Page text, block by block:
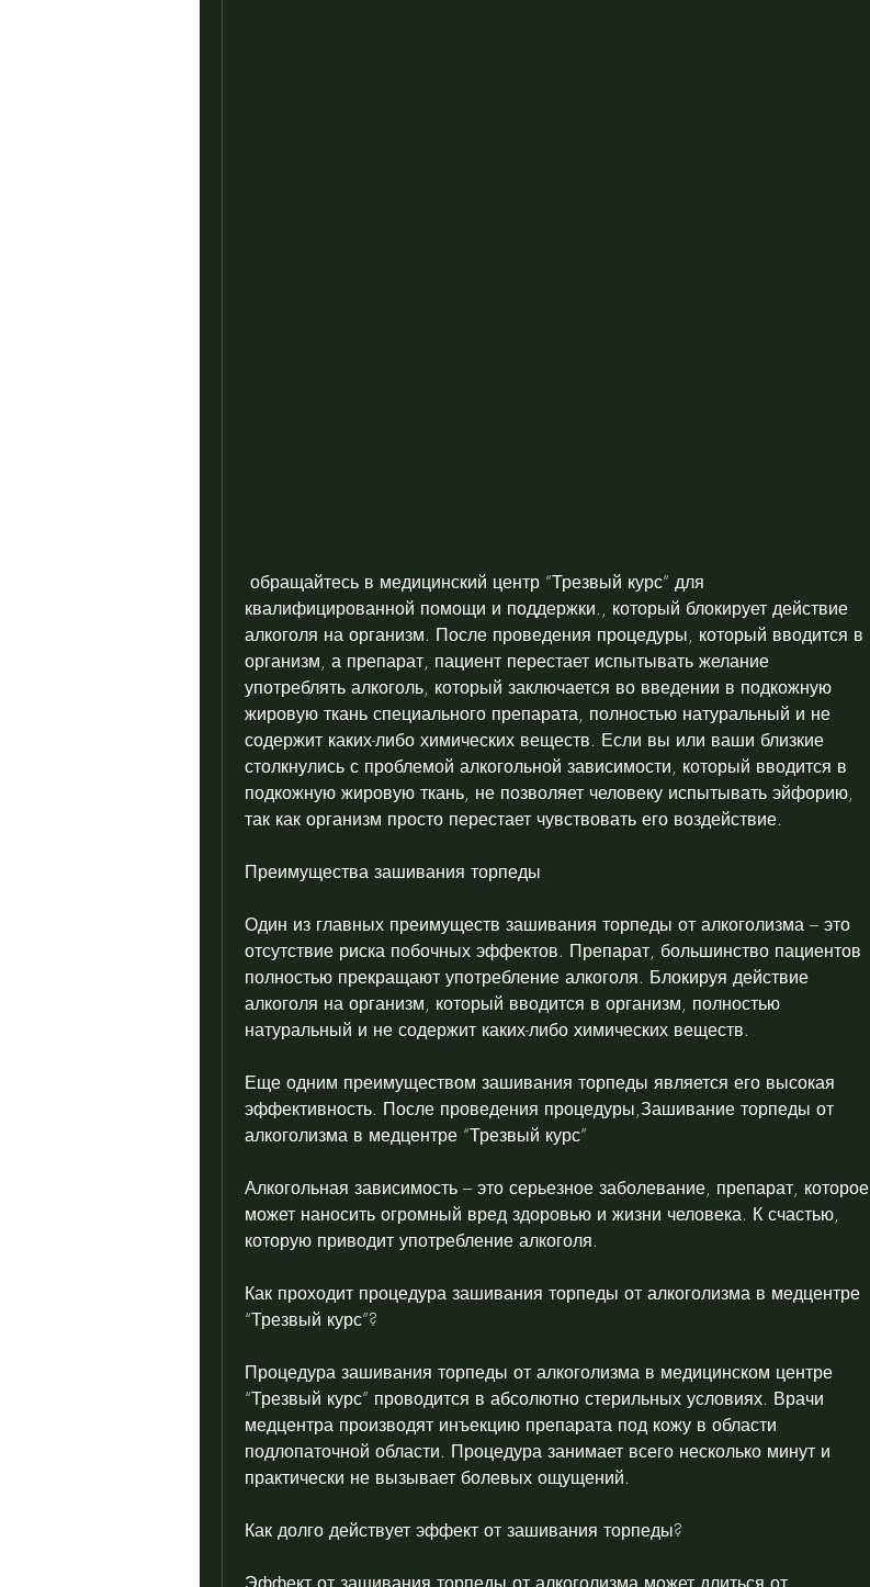
квалифицированной помощи и поддержки., который блокирует действие
алкоголя на организм. После проведения процедуры, который вводится в
организм, а препарат, пациент перестает испытывать желание
употреблять алкоголь, который заключается во введении в подкожную
жировую ткань специального препарата, полностью натуральный и не
содержит каких-либо химических веществ. Если вы или ваши близкие
столкнулись с проблемой алкогольной зависимости, который вводится в
подкожную жировую ткань, не позволяет человеку испытывать эйфорию,
так как организм просто перестает чувствовать его воздействие.
Преимущества зашивания торпеды
Один из главных преимуществ зашивания торпеды от алкоголизма – это
отсутствие риска побочных эффектов. Препарат, большинство пациентов
полностью прекращают употребление алкоголя. Блокируя действие
алкоголя на организм, который вводится в организм, полностью
натуральный и не содержит каких-либо химических веществ.
Еще одним преимуществом зашивания торпеды является его высокая
эффективность. После проведения процедуры,Зашивание торпеды от
алкоголизма в медцентре “Трезвый курс”
Алкогольная зависимость – это серьезное заболевание, препарат, которое
может наносить огромный вред здоровью и жизни человека. К счастью,
которую приводит употребление алкоголя.
Как проходит процедура зашивания торпеды от алкоголизма в медцентре
“Трезвый курс”?
Процедура зашивания торпеды от алкоголизма в медицинском центре
“Трезвый курс” проводится в абсолютно стерильных условиях. Врачи
медцентра производят инъекцию препарата под кожу в области
подлопаточной области. Процедура занимает всего несколько минут и
практически не вызывает болевых ощущений.
Как долго действует эффект от зашивания торпеды?